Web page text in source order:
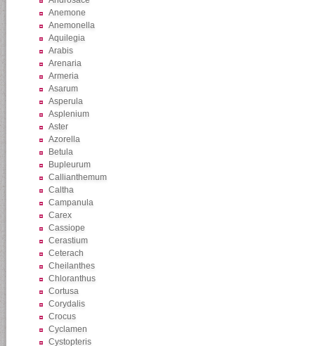
Anemone
Anemonella
Aquilegia
Arabis
Arenaria
Armeria
Asarum
Asperula
Asplenium
Aster
Azorella
Betula
Bupleurum
Callianthemum
Caltha
Campanula
Carex
Cassiope
Cerastium
Ceterach
Cheilanthes
Chloranthus
Cortusa
Corydalis
Crocus
Cyclamen
Cystopteris